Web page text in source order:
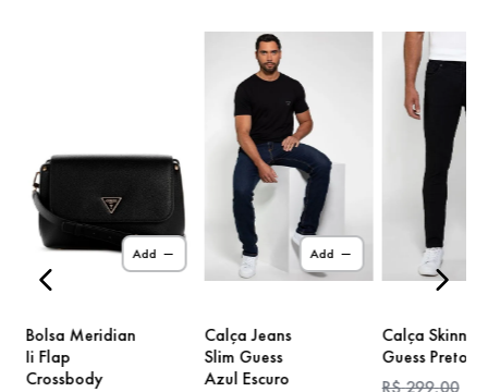
Add
Bolsa Meridian
Ii Flap
Crossbody
Add
Calça Jeans
Slim Guess
Azul Escuro
Calça Skinny
Guess Preto
R$299,00